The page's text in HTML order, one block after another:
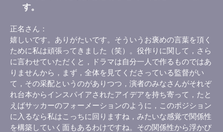
す。
正名さん
嬉しいです。ありがたいです。そういうお褒めの言葉を頂く
ために私は頑張ってきました（笑）。役作りに関して，さら
に言わせていただくと，ドラマは自分一人で作るものではあ
りませんから，まず，全体を見てくださっている監督がい
て，その采配というのがありつつ，演者のみなさんがそれぞ
れ台本からインスパイアされたアイデアを持ち寄って，たと
えばサッカーのフォーメーションのように，このポジション
に入るなら私はこっちに回りますね，みたいな感覚で関係性
を構築していく面もあるわけですね。その関係性から浮かび